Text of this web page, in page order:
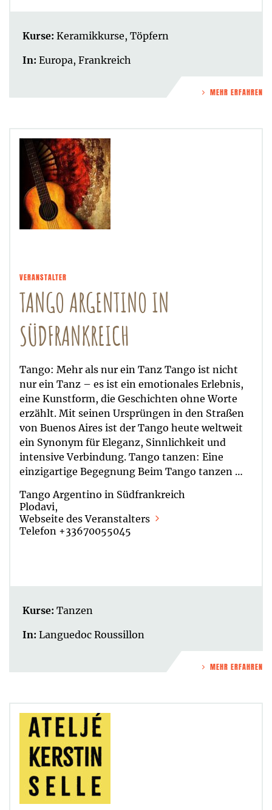
Kurse: Keramikkurse, Töpfern
In: Europa, Frankreich
MEHR ERFAHREN
VERANSTALTER
TANGO ARGENTINO IN
SÜDFRANKREICH
Tango: Mehr als nur ein Tanz Tango ist nicht
nur ein Tanz – es ist ein emotionales Erlebnis,
eine Kunstform, die Geschichten ohne Worte
erzählt. Mit seinen Ursprüngen in den Straßen
von Buenos Aires ist der Tango heute weltweit
ein Synonym für Eleganz, Sinnlichkeit und
intensive Verbindung. Tango tanzen: Eine
einzigartige Begegnung Beim Tango tanzen …
Tango Argentino in Südfrankreich
Plodavi,
Webseite des Veranstalters
Telefon +33670055045
Kurse: Tanzen
In: Languedoc Roussillon
MEHR ERFAHREN